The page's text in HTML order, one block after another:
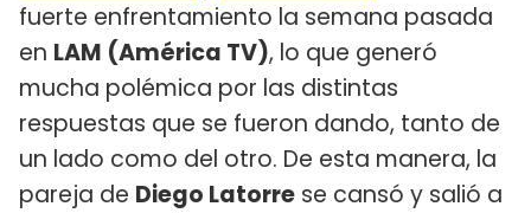
fuerte enfrentamiento la semana pasada
en LAM (América TV), lo que generó
mucha polémica por las distintas
respuestas que se fueron dando, tanto de
un lado como del otro. De esta manera, la
pareja de Diego Latorre se cansó y salió a